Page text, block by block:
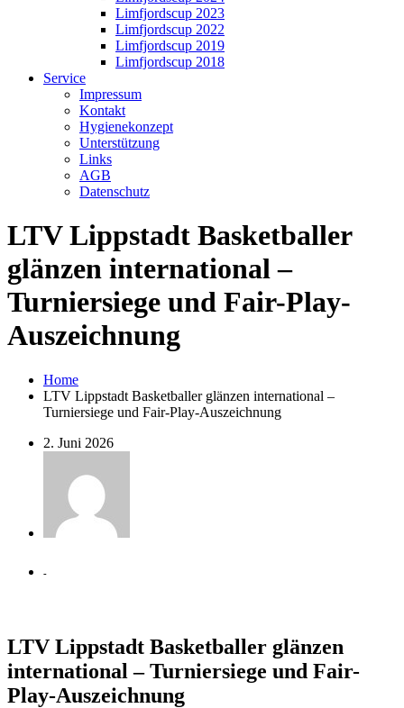
Limfjordscup 2023
Limfjordscup 2022
Limfjordscup 2019
Limfjordscup 2018
Service
Impressum
Kontakt
Hygienekonzept
Unterstützung
Links
AGB
Datenschutz
LTV Lippstadt Basketballer
glänzen international –
Turniersiege und Fair-Play-
Auszeichnung
Home
LTV Lippstadt Basketballer glänzen international –
Turniersiege und Fair-Play-Auszeichnung
2. Juni 2026
-
LTV Lippstadt Basketballer glänzen
international – Turniersiege und Fair-
Play-Auszeichnung